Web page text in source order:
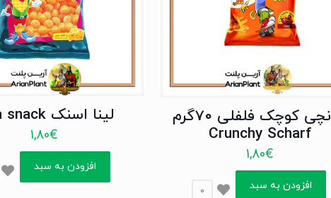
کرانچی کوچک فلفلی 70گرم
Crunchy Scharf
1,80€
افزودن به سبد 0
لینا اسنک Lina snack
1,80€
افزودن به سبد